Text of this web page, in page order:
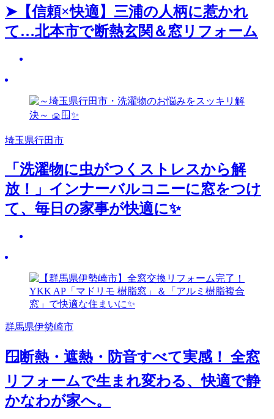
➤【信頼×快適】三浦の人柄に惹かれ
て…北本市で断熱玄関＆窓リフォーム
埼玉県行田市
「洗濯物に虫がつくストレスから解
放！」インナーバルコニーに窓をつけ
て、毎日の家事が快適に✨
群馬県伊勢崎市
🪟断熱・遮熱・防音すべて実感！ 全窓
リフォームで生まれ変わる、快適で静
かなわが家へ。